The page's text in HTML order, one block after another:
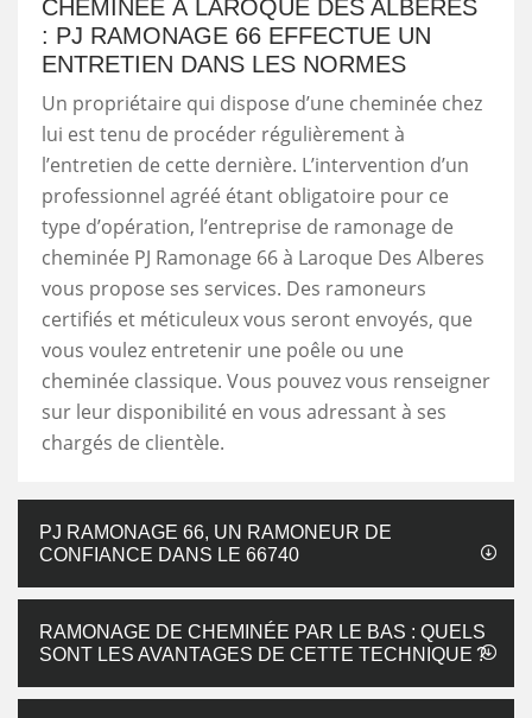
CHEMINÉE À LAROQUE DES ALBERES
: PJ RAMONAGE 66 EFFECTUE UN
ENTRETIEN DANS LES NORMES
Un propriétaire qui dispose d’une cheminée chez
lui est tenu de procéder régulièrement à
l’entretien de cette dernière. L’intervention d’un
professionnel agréé étant obligatoire pour ce
type d’opération, l’entreprise de ramonage de
cheminée PJ Ramonage 66 à Laroque Des Alberes
vous propose ses services. Des ramoneurs
certifiés et méticuleux vous seront envoyés, que
vous voulez entretenir une poêle ou une
cheminée classique. Vous pouvez vous renseigner
sur leur disponibilité en vous adressant à ses
chargés de clientèle.
PJ RAMONAGE 66, UN RAMONEUR DE
CONFIANCE DANS LE 66740
RAMONAGE DE CHEMINÉE PAR LE BAS : QUELS
SONT LES AVANTAGES DE CETTE TECHNIQUE ?